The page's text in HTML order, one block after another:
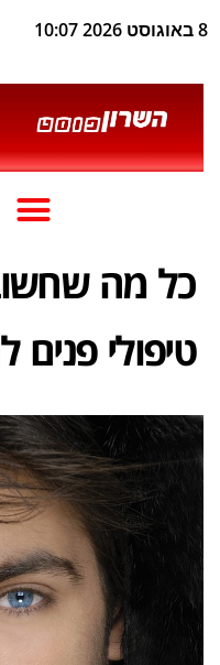
8 באוגוסט 2026 10:07
כל מה
טיפולי פנים